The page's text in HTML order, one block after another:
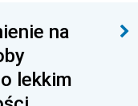
na
lekkim